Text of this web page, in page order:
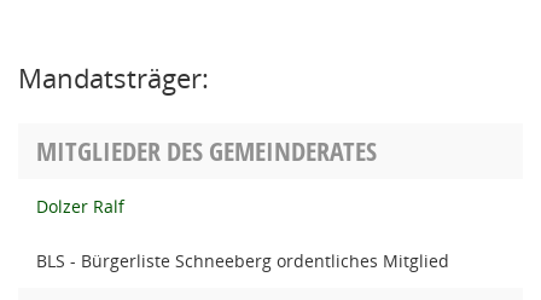
Mandatsträger:
MITGLIEDER DES GEMEINDERATES
Dolzer Ralf
BLS - Bürgerliste Schneeberg ordentliches Mitglied